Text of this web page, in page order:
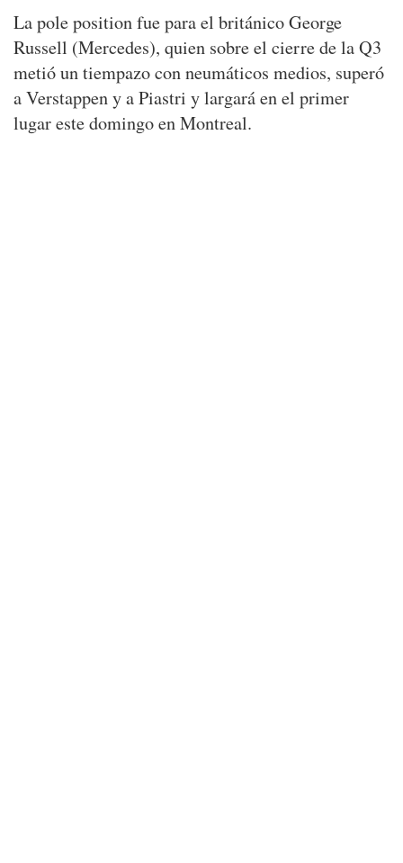
La pole position fue para el británico George
Russell (Mercedes), quien sobre el cierre de la Q3
metió un tiempazo con neumáticos medios, superó
a Verstappen y a Piastri y largará en el primer
lugar este domingo en Montreal.